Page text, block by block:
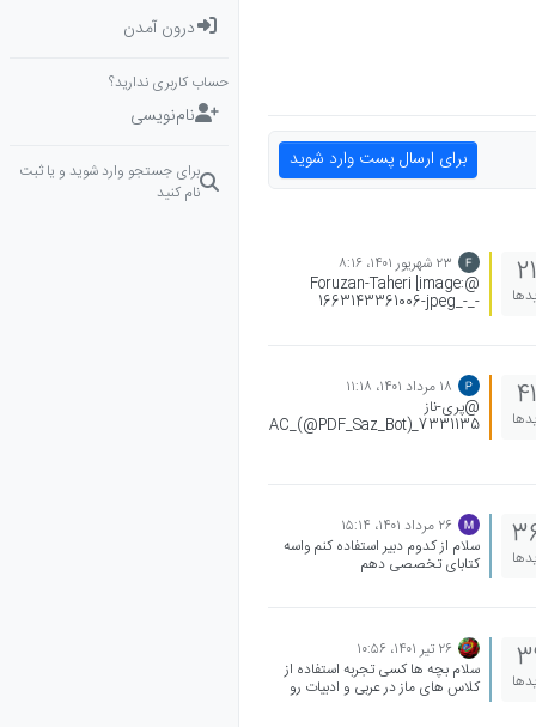
برای ارسال پست وارد شوید
۲۳ شهریور ۱۴۰۱،‏ ۸:۱۶
@Foruzan-Taheri [image:
1663143361006-jpeg_-_-
۱۸ مرداد ۱۴۰۱،‏ ۱۱:۱۸
@پری-ناز
AC_(@PDF_Saz_Bot)_7331135
۲۶ مرداد ۱۴۰۱،‏ ۱۵:۱۴
سلام از کدوم دبیر استفاده کنم واسه
کتابای تخصصی دهم
۲۶ تیر ۱۴۰۱،‏ ۱۰:۵۶
سلام بچه ها کسی تجربه استفاده از
کلاس های ماز در عربی و ادبیات رو
درون آمدن
حساب کاربری ندارید؟
نام‌نویسی
برای جستجو وارد شوید و یا ثبت
نام کنید